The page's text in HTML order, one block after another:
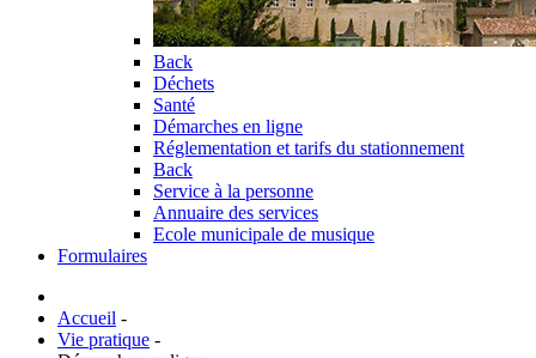
Back
Déchets
Santé
Démarches en ligne
Réglementation et tarifs du stationnement
Back
Service à la personne
Annuaire des services
Ecole municipale de musique
Formulaires
Accueil -
Vie pratique -